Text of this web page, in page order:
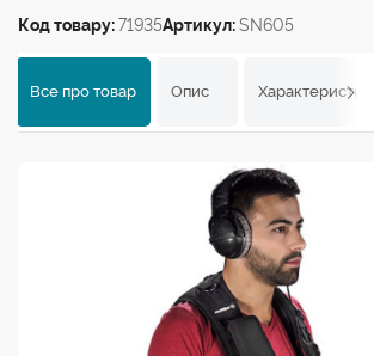
Код товару:71935Артикул:SN605
Все про товар Опис Характеристики